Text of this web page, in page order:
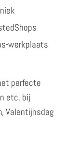
werkplaats
perfecte
etc. bij
Valentijnsdag